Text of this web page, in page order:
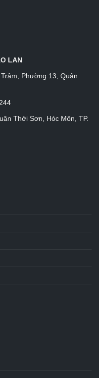
LAN
Phường 13, Quận
Thới Sơn, Hóc Môn, TP.